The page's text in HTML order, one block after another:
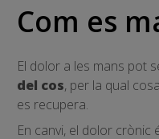
Com es
El dolor a les mans pot
del cos, per la qual
es recupera.
En canvi, el dolor